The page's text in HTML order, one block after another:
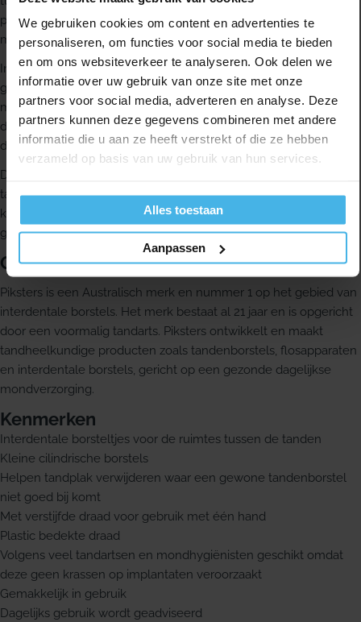
We gebruiken cookies om content en advertenties te
personaliseren, om functies voor social media te bieden
en om ons websiteverkeer te analyseren. Ook delen we
informatie over uw gebruik van onze site met onze
partners voor social media, adverteren en analyse. Deze
partners kunnen deze gegevens combineren met andere
informatie die u aan ze heeft verstrekt of die ze hebben
verzameld op basis van uw gebruik van hun services.
Alles toestaan
Aanpassen
praktisch in gebruik. Vergeleken met gewone floss vinden veel
mensen dit makkelijker.
In verschillende tandheelkundige scholen in Europa wordt het
gebruik van interdentale borstels onderwezen als primaire
methode voor reiniging tussen de tanden. Waar flossen vroeger
de belangrijkste methode was, hebben interdentale borstels
daarin een grotere rol gekregen.
De draad van Piksters is bedekt met plastic. Volgens veel
tandartsen en mondhygiënisten is dat beter, omdat deze geen
krassen op implantaten veroorzaakt. Piksters ragers zijn
gemakkelijk te gebruiken en geschikt voor dagelijks gebruik.
Over Piksters
Piksters is een Australisch merk en nummer 1 op het gebied van
interdentale borstels. Het merk bestaat al 21 jaar en is opgericht
door een voormalig tandarts. Piksters ontwikkelt en maakt
tandheelkundige producten zoals tandenborstels, flosapparaten
en interdentale borstels, gericht op een gezonde dagelijkse
mondverzorging.
Kenmerken
Interdentale borsteltjes voor de ruimtes tussen de tanden
Kleine cilindrische borstels
Helpen tandplak verwijderen waar een gewone tandenborstel
niet goed bij komt
Met verstijfde draad voor gebruik met één hand
Plastic bedekte draad
Volgens veel tandartsen en mondhygiënisten geschikt omdat
deze geen krassen op implantaten veroorzaakt
Gemakkelijk in gebruik
Dagelijks gebruik wordt geadviseerd